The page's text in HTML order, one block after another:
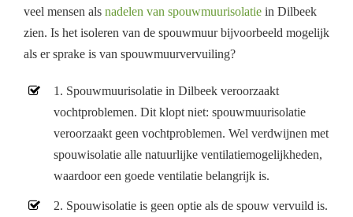
veel mensen als nadelen van spouwmuurisolatie in Dilbeek
zien. Is het isoleren van de spouwmuur bijvoorbeeld mogelijk
als er sprake is van spouwmuurvervuiling?
1. Spouwmuurisolatie in Dilbeek veroorzaakt
vochtproblemen. Dit klopt niet: spouwmuurisolatie
veroorzaakt geen vochtproblemen. Wel verdwijnen met
spouwisolatie alle natuurlijke ventilatiemogelijkheden,
waardoor een goede ventilatie belangrijk is.
2. Spouwisolatie is geen optie als de spouw vervuild is.